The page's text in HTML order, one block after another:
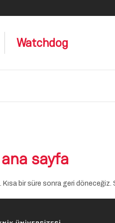
Watchdog
sayfa
bir süre sonra geri döneceğiz.